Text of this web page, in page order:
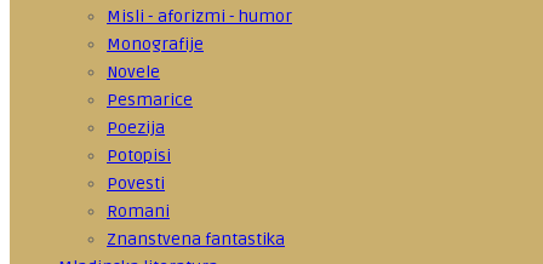
Misli - aforizmi - humor
Monografije
Novele
Pesmarice
Poezija
Potopisi
Povesti
Romani
Znanstvena fantastika